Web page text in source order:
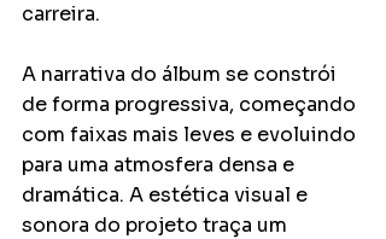
carreira.
A narrativa do álbum se constrói
de forma progressiva, começando
com faixas mais leves e evoluindo
para uma atmosfera densa e
dramática. A estética visual e
sonora do projeto traça um